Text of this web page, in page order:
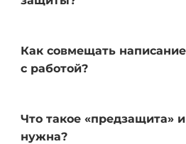
Как совмещать
с работой?
Что такое «предзащита»
нужна?